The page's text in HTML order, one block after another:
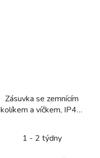
Zásuvka se zemnícím
kolíkem a víčkem, IP44,
1 - 2 týdny